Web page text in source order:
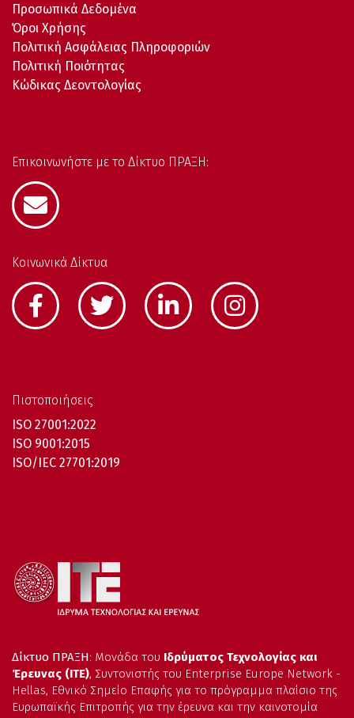
Προσωπικά Δεδομένα
Όροι Χρήσης
Πολιτική Ασφάλειας Πληροφοριών
Πολιτική Ποιότητας
Κώδικας Δεοντολογίας
Επικοινωνήστε με το Δίκτυο ΠΡΑΞΗ:
Κοινωνικά Δίκτυα
Πιστοποιήσεις
ISO 27001:2022
ISO 9001:2015
ISO/IEC 27701:2019
Δίκτυο ΠΡΑΞΗ: Μονάδα του Ιδρύματος Τεχνολογίας και
Έρευνας (ΙΤΕ), Συντονιστής του Enterprise Europe Network -
Hellas, Εθνικό Σημείο Επαφής για το πρόγραμμα πλαίσιο της
Ευρωπαϊκής Επιτροπής για την έρευνα και την καινοτομία